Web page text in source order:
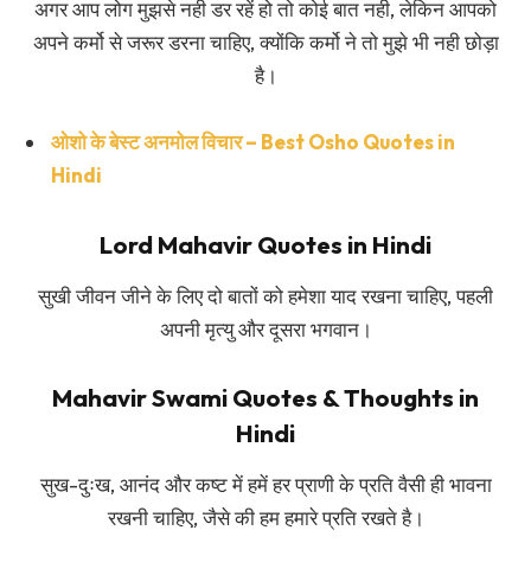
अगर आप लोग मुझसे नही डर रहें हो तो कोई बात नही, लेकिन आपको
अपने कर्मो से जरूर डरना चाहिए, क्योंकि कर्मो ने तो मुझे भी नही छोड़ा
है।
ओशो के बेस्ट अनमोल विचार – Best Osho Quotes in
Hindi
Lord Mahavir Quotes in Hindi
सुखी जीवन जीने के लिए दो बातों को हमेशा याद रखना चाहिए, पहली
अपनी मृत्यु और दूसरा भगवान।
Mahavir Swami Quotes & Thoughts in
Hindi
सुख-दुःख, आनंद और कष्ट में हमें हर प्राणी के प्रति वैसी ही भावना
रखनी चाहिए, जैसे की हम हमारे प्रति रखते है।